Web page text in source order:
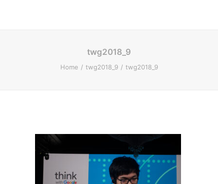
twg2018_9
Home twg2018_9 twg2018_9